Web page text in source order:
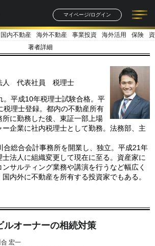
マイページ/ログイン
記事一覧 連載一覧
著者一覧 書籍一覧
国内不動産 海外不動産 事業投資 海外活用 保険
著者詳細
人 代表社員 税理士
。平成10年税理士試験合格。平
税理士登録。都内の不動産所有
に勤務した後、東証一部上場
企業に社内税理士として勤務。法務部、主
合総合会計事務所を開業し、独立。平成21年
法人に組織変更して現在に至る。資産家に
サルティング業務や講演を行うなど幅広く
内外に不動産を所有する投資家でもある。
ルオーナーの相続対策
合 宏一